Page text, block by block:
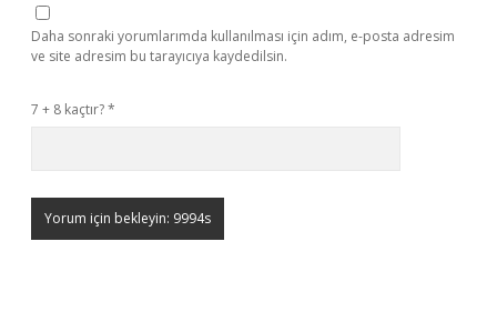
Daha sonraki yorumlarımda kullanılması için adım, e-posta adresim
ve site adresim bu tarayıcıya kaydedilsin.
7 + 8 kaçtır?*